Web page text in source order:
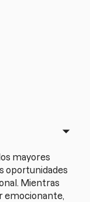
mayores
oportunidades
Mientras
emocionante,